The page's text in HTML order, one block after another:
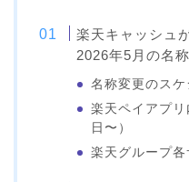
楽天キャッシュ
2026年5月の名
名称変更のス
楽天ペイアプ
日〜）
楽天グループ各